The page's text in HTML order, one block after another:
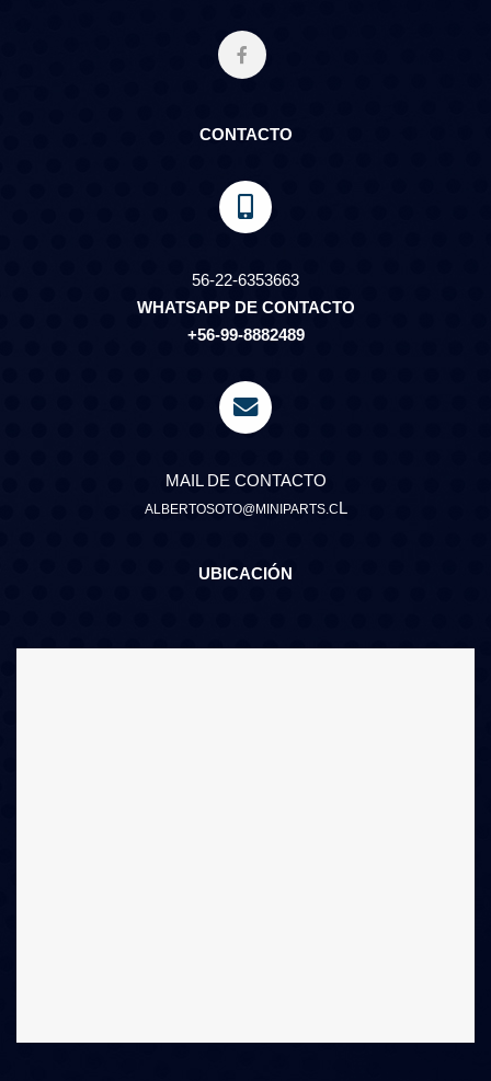
CONTACTO
56-22-6353663
WHATSAPP DE CONTACTO
+56-99-8882489
MAIL DE CONTACTO
ALBERTOSOTO@MINIPARTS.CL
UBICACIÓN